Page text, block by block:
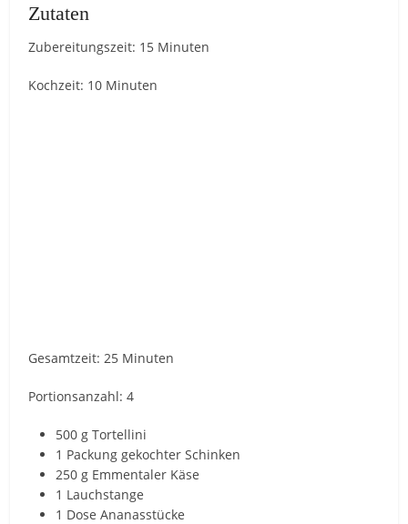
Zutaten
Zubereitungszeit: 15 Minuten
Kochzeit: 10 Minuten
Gesamtzeit: 25 Minuten
Portionsanzahl: 4
500 g Tortellini
1 Packung gekochter Schinken
250 g Emmentaler Käse
1 Lauchstange
1 Dose Ananasstücke